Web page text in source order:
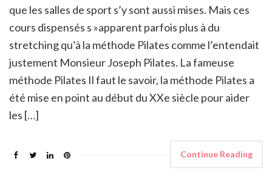
que les salles de sport s’y sont aussi mises. Mais ces
cours dispensés s »apparent parfois plus à du
stretching qu’à la méthode Pilates comme l’entendait
justement Monsieur Joseph Pilates. La fameuse
méthode Pilates Il faut le savoir, la méthode Pilates a
été mise en point au début du XXe siècle pour aider
les […]
Continue Reading